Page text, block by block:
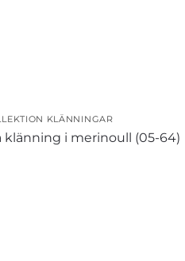
KLÄNNINGAR
klänning i merinoull (05-64)